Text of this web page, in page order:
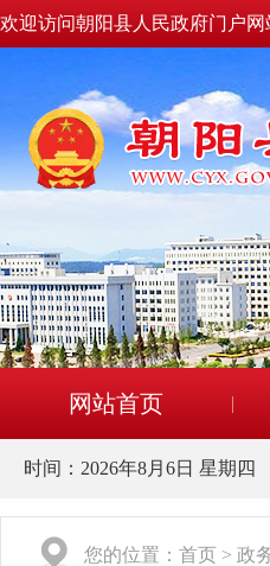
欢迎访问朝阳县人民政府门户网
网站首页
时间： 2026年8月6日 星期四
您的位置： 首页 > 政